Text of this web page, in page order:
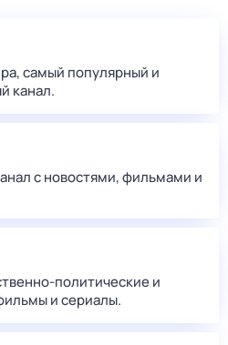
самый популярный и
канал.
с новостями, фильмами и
политические и
и сериалы.